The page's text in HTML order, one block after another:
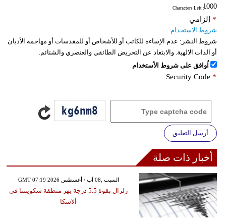
: Characters Left
إلزامي *
شروط الاستخدام
شروط النشر: عدم الإساءة للكاتب أو للأشخاص أو للمقدسات أو مهاجمة الأديان
أو الذات الالهية. والابتعاد عن التحريض الطائفي والعنصري والشتائم.
اُوافق على شروط الأستخدام
Security Code *
أرسل التعليق
أخبار ذات صلة
GMT 07:19 2026 السبت ,08 آب / أغسطس
زلزال بقوة 5.5 درجة يهز منطقة سكوينتنا في
ألاسكا